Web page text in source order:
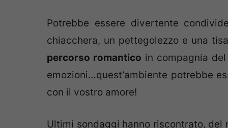
Potrebbe essere divertente
chiacchera, un pettegolezzo e una
percorso romantico in compagnia
emozioni…quest’ambiente potrebbe
con il vostro amore!
Ultimi sondaggi hanno riscontrato,